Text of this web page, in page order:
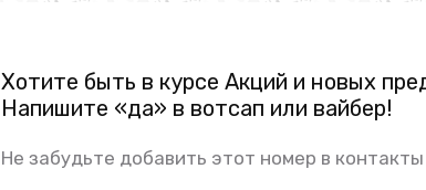
Хотите быть в курсе Акций и новых
Напишите «да» в вотсап или вайбер!
Не забудьте добавить этот номер в контакты